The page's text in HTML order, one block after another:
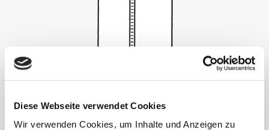
Diese Webseite verwendet Cookies
Wir verwenden Cookies, um Inhalte und Anzeigen zu
الحقيبة الأنبوبية